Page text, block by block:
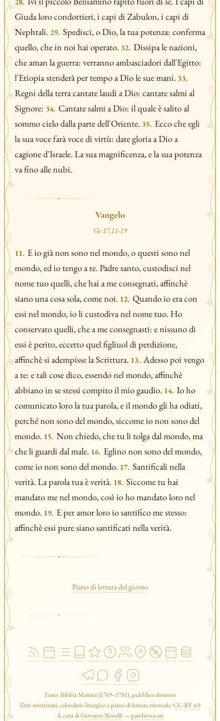
Giuda loro condottieri, i capi di Zabulon, i capi di
Nephtali. 29. Spedisci, o Dio, la tua potenza: conferma
quello, che in noi hai operato. 32. Dissipa le nazioni,
che aman la guerra: verranno ambasciadori dall'Egitto:
l'Etiopia stenderà per tempo a Dio le sue mani. 33.
Regni della terra cantate laudi a Dio: cantate salmi al
Signore: 34. Cantate salmi a Dio: il quale è salito al
sommo cielo dalla parte dell'Oriente. 35. Ecco che egli
la sua voce farà voce di virtù: date gloria a Dio a
cagione d'Israele. La sua magnificenza, e la sua potenza
va fino alle nubi.
Vangelo
Gv 17,11-19
11. E io già non sono nel mondo, o questi sono nel
mondo, ed io tengo a te. Padre santo, custodisci nel
nome tuo quelli, che hai a me consegnati, affinchè
siano una cosa sola, come noi. 12. Quando io era con
essi nel mondo, io li custodiva nel nome tuo. Ho
conservato quelli, che a me consegnasti: e nissuno di
essi è perito, eccetto quel figliuol di perdizione,
affinchè si adempisse la Scrittura. 13. Adesso poi vengo
a te: e tali cose dico, essendo nel mondo, affinchè
abbiano in se stessi compito il mio gaudio. 14. Io ho
comunicato loro la tua parola, e il mondo gli ha odiati,
perché non sono del mondo, siccome io non sono del
mondo. 15. Non chiedo, che tu li tolga dal mondo, ma
che li guardi dal male. 16. Eglino non sono del mondo,
come io non sono del mondo. 17. Santificali nella
verità. La parola tua è verità. 18. Siccome tu hai
mandato me nel mondo, così io ho mandato loro nel
mondo. 19. E per amor loro io santifico me stesso:
affinchè essi pure siano santificati nella verità.
Piano di lettura del giorno
Testo: Bibbia Martini (1769–1781), pubblico dominio
Dati strutturati, calendario liturgico e piano di lettura triennale:CC-BY 4.0
A cura diGiovanni Novelli—parolaviva.art